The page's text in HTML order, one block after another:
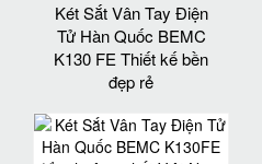
Két Sắt Vân Tay Điện
Tử Hàn Quốc BEMC
K130 FE Thiết kế bền
đẹp rẻ